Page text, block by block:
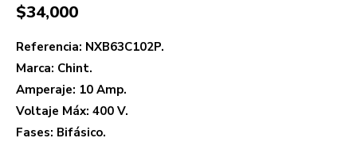
$34,000
Referencia: NXB63C102P.
Marca: Chint.
Amperaje: 10 Amp.
Voltaje Máx: 400 V.
Fases: Bifásico.